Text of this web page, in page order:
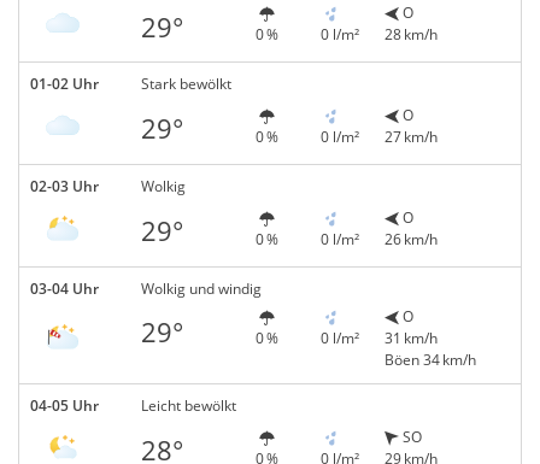
29° 0 % 0 l/m²
O
28 km/h
01-02 Uhr Stark bewölkt
29° 0 % 0 l/m²
O
27 km/h
02-03 Uhr Wolkig
29° 0 % 0 l/m²
O
26 km/h
03-04 Uhr Wolkig und windig
29° 0 % 0 l/m²
O
31 km/h
Böen 34 km/h
04-05 Uhr Leicht bewölkt
28° 0 % 0 l/m²
SO
29 km/h